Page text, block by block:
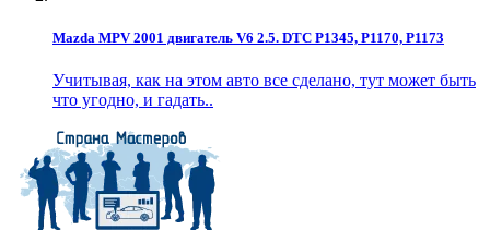
Mazda MPV 2001 двигатель V6 2.5. DTC P1345, P1170, P1173
Учитывая, как на этом авто все сделано, тут может быть
что угодно, и гадать..